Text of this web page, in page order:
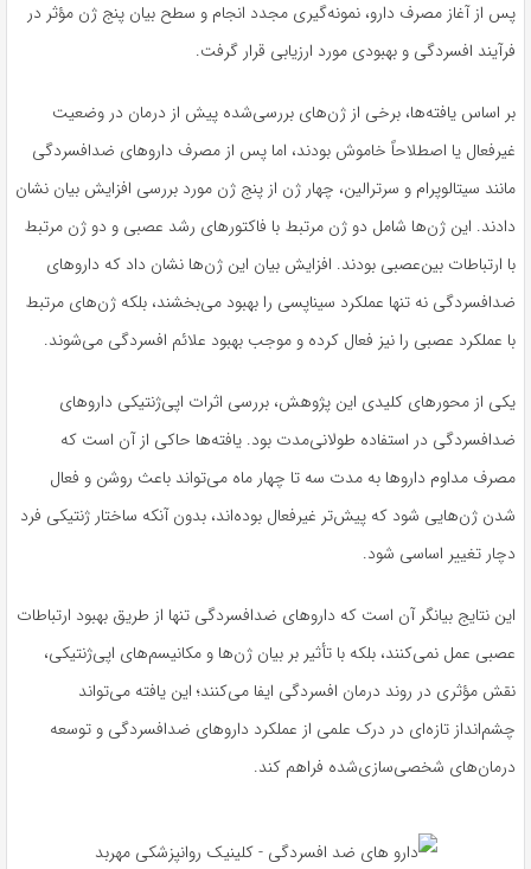
پس از آغاز مصرف دارو، نمونه‌گیری مجدد انجام و سطح بیان پنج ژن مؤثر در
فرآیند افسردگی و بهبودی مورد ارزیابی قرار گرفت.
بر اساس یافته‌ها، برخی از ژن‌های بررسی‌شده پیش از درمان در وضعیت
غیرفعال یا اصطلاحاً خاموش بودند، اما پس از مصرف داروهای ضدافسردگی
مانند سیتالوپرام و سرترالین، چهار ژن از پنج ژن مورد بررسی افزایش بیان نشان
دادند. این ژن‌ها شامل دو ژن مرتبط با فاکتورهای رشد عصبی و دو ژن مرتبط
با ارتباطات بین‌عصبی بودند. افزایش بیان این ژن‌ها نشان داد که داروهای
ضدافسردگی نه تنها عملکرد سیناپسی را بهبود می‌بخشند، بلکه ژن‌های مرتبط
با عملکرد عصبی را نیز فعال کرده و موجب بهبود علائم افسردگی می‌شوند.
یکی از محورهای کلیدی این پژوهش، بررسی اثرات اپی‌ژنتیکی داروهای
ضدافسردگی در استفاده طولانی‌مدت بود. یافته‌ها حاکی از آن است که
مصرف مداوم داروها به مدت سه تا چهار ماه می‌تواند باعث روشن و فعال
شدن ژن‌هایی شود که پیش‌تر غیرفعال بوده‌اند، بدون آنکه ساختار ژنتیکی فرد
دچار تغییر اساسی شود.
این نتایج بیانگر آن است که داروهای ضدافسردگی تنها از طریق بهبود ارتباطات
عصبی عمل نمی‌کنند، بلکه با تأثیر بر بیان ژن‌ها و مکانیسم‌های اپی‌ژنتیکی،
نقش مؤثری در روند درمان افسردگی ایفا می‌کنند؛ این یافته می‌تواند
چشم‌انداز تازه‌ای در درک علمی از عملکرد داروهای ضدافسردگی و توسعه
درمان‌های شخصی‌سازی‌شده فراهم کند.